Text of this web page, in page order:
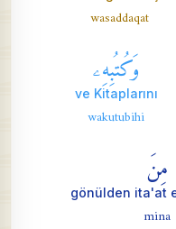
wasaddaqat
وَكُتُبِهِۦ
ve Kitaplarını
wakutubihi
مِنَ
gönülden ita'at
mina